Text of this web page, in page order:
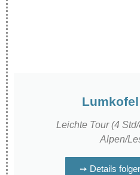
Leichte Tour (4
Alpen/
➙ Details